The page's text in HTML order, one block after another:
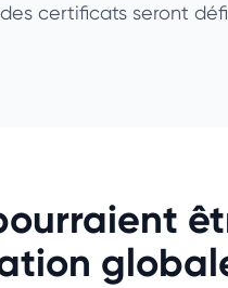
certificats seront